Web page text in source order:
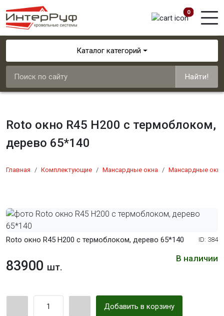
0
Каталог категорий
Найти!
Roto окно R45 Н200 с термоблоком,
дерево 65*140
Главная Комплектующие Мансардные окна Мансардные
Roto окно R45 Н200 с термоблоком, дерево 65*140 ID: 384
В наличии
83900 шт.
Добавить в корзину